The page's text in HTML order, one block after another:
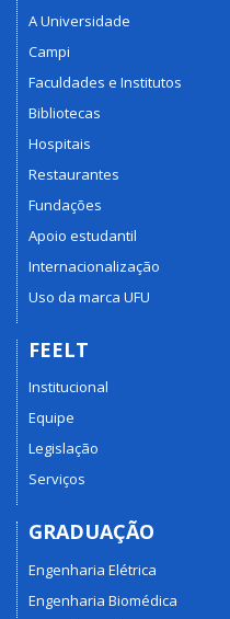
A Universidade
Campi
Faculdades e Institutos
Bibliotecas
Hospitais
Restaurantes
Fundações
Apoio estudantil
Internacionalização
Uso da marca UFU
FEELT
Institucional
Equipe
Legislação
Serviços
GRADUAÇÃO
Engenharia Elétrica
Engenharia Biomédica